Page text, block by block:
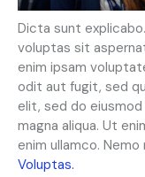
Dicta sunt
voluptas sit
enim ipsam
odit aut fugit, sed
elit, sed do
magna aliqua. Ut
enim ullamco. Nemo
Voluptas.